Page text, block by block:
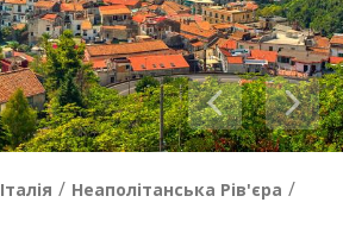
Італія / Неаполітанська Рів'єра /